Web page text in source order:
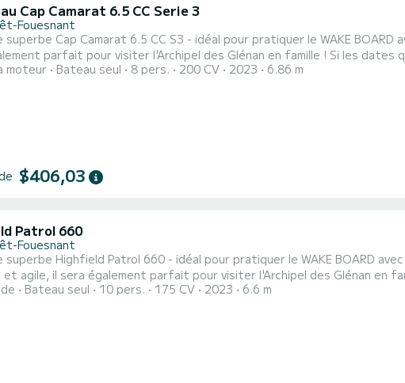
Cap Camarat 6.5 CC Serie 3
Fouesnant
superbe Cap Camarat 6.5 CC S3 - idéal pour pratiquer le WAKE
parfait pour visiter l'Archipel des Glénan en famille ! Si les dates que vous souhaitez réserver ne sont pas
n'hésitez pas à nous contacter afin que nous puissions vous
moteur Bateau seul 8 pers. 200 CV 2023 6.86 m
$406,03
Patrol 660
Fouesnant
superbe Highfield Patrol 660 - idéal pour pratiquer le WAKE BOARD avec
il sera également parfait pour visiter l'Archipel des Glénan en famille ! Si les dates que vous souhaitez
disponibles, n'hésitez pas à nous contacter afin que nous puissions
Bateau seul 10 pers. 175 CV 2023 6.6 m